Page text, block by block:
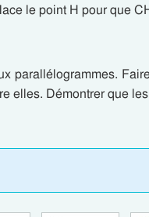
le point H pour que
parallélogrammes.
elles. Démontrer que